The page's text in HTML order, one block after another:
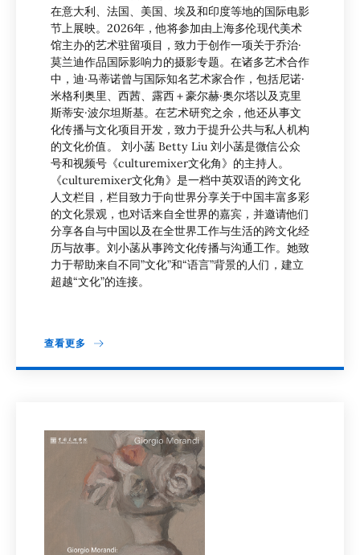
在意大利、法国、美国、埃及和印度等地的国际电影
节上展映。2026年，他将参加由上海多伦现代美术
馆主办的艺术驻留项目，致力于创作一项关于乔治·
莫兰迪作品国际影响力的摄影专题。在诸多艺术合作
中，迪·马蒂诺曾与国际知名艺术家合作，包括尼诺·
米格利奥里、西茜、露西＋豪尔赫·奥尔塔以及克里
斯蒂安·波尔坦斯基。在艺术研究之余，他还从事文
化传播与文化项目开发，致力于提升公共与私人机构
的文化价值。 刘小菡 Betty Liu 刘小菡是微信公众
号和视频号《culturemixer文化角》的主持人。
《culturemixer文化角》是一档中英双语的跨文化
人文栏目，栏目致力于向世界分享关于中国丰富多彩
的文化景观，也对话来自全世界的嘉宾，并邀请他们
分享各自与中国以及在全世界工作与生活的跨文化经
历与故事。刘小菡从事跨文化传播与沟通工作。她致
力于帮助来自不同”文化”和“语言”背景的人们，建立
超越“文化”的连接。
查看更多